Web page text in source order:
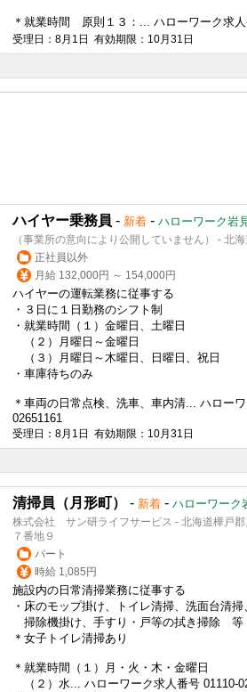
＊就業時間 原則１３：... ハローワーク求人
受理日：8月1日 有効期限：10月31日
ハイヤー乗務員 - 新着 - ハローワーク岩
（事業所の意向により公開していません） - 北
正社員以外
月給 132,000円 ～ 154,000円
ハイヤーの運転業務に従事する
・３日に１日勤務のシフト制
・就業時間（１）金曜日、土曜日
（２）月曜日～金曜日
（３）月曜日～木曜日、日曜日、祝日
・車庫待ちのみ
＊車両の日常点検、洗車、車内清... ハロー
02651161
受理日：8月1日 有効期限：10月31日
清掃員（月形町） - 新着 - ハローワーク
株式会社 サン研ライフサービス - 北海道樺戸郡
７番地９
パート
時給 1,085円
施設内の日常清掃業務に従事する
・床のモップ掛け、トイレ清掃、洗面台清掃
掃除機掛け、手すり・戸等の拭き掃除
＊女子トイレ清掃あり
＊就業時間（１）月・火・木・金曜日
（２）水... ハローワーク求人番号 01110-